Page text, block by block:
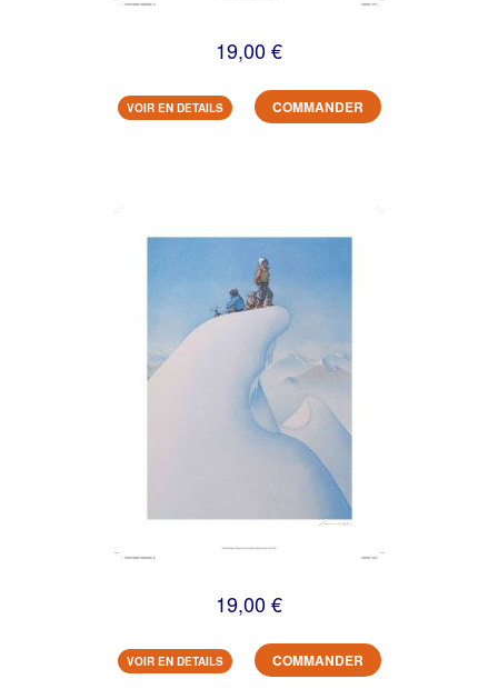
19,00 €
VOIR EN DETAILS COMMANDER
19,00 €
VOIR EN DETAILS COMMANDER